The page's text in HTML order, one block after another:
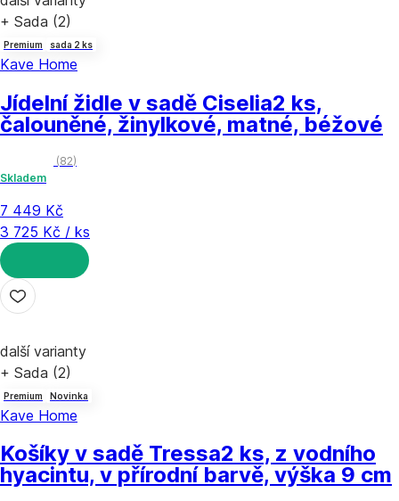
+ Sada (2)
Premium sada 2 ks
Kave Home
Jídelní židle v sadě Ciselia2 ks,
čalouněné, žinylkové, matné, béžové
(82)
Skladem
7 449 Kč
3 725 Kč / ks
DO KOŠÍKU
další varianty
+ Sada (2)
Premium Novinka
Kave Home
Košíky v sadě Tressa2 ks, z vodního
hyacintu, v přírodní barvě, výška 9 cm